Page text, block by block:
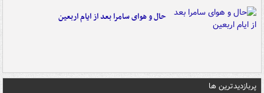
حال و هوای سامرا بعد از ایام اربعین
پربازدیدترین ها